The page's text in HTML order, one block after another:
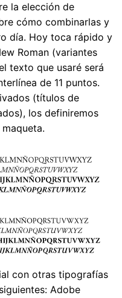
la elección de
cómo combinarlas y
día. Hoy toca rápido y
Roman (variantes
texto que usaré será
de 11 puntos.
(títulos de
los definiremos
con otras tipografías
Adobe